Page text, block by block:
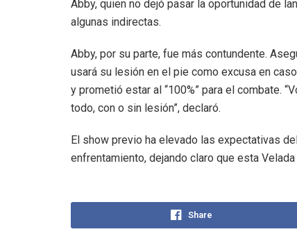
Abby, quien no dejó pasar la oportunidad de
algunas indirectas.
Abby, por su parte, fue más contundente.
usará su lesión en el pie como excusa en
y prometió estar al “100%” para el combate.
todo, con o sin lesión”, declaró.
El show previo ha elevado las expectativas del
enfrentamiento, dejando claro que esta
Share